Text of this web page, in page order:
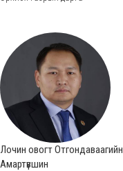
Лочин овогт Отгондаваагийн
Амартүвшин